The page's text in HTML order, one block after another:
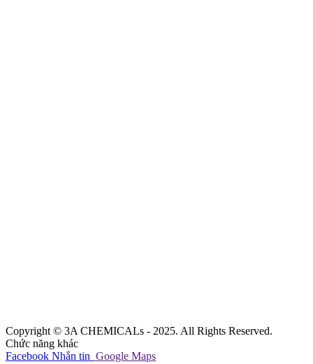
Copyright © 3A CHEMICALs - 2025. All Rights Reserved.
Chức năng khác
Facebook Nhắn tin Google Maps